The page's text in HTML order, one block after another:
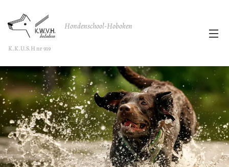
Hondenschool-Hoboken
K.K.U.S.H nr 919